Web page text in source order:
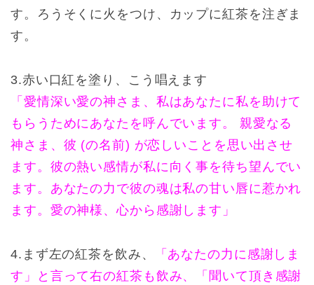
す。ろうそくに火をつけ、カップに紅茶を注ぎま
す。
3.赤い口紅を塗り、こう唱えます
「愛情深い愛の神さま、私はあなたに私を助けて
もらうためにあなたを呼んでいます。 親愛なる
神さま、彼 (の名前) が恋しいことを思い出させ
ます。彼の熱い感情が私に向く事を待ち望んでい
ます。あなたの力で彼の魂は私の甘い唇に惹かれ
ます。愛の神様、心から感謝します」
4.まず左の紅茶を飲み、
「あなたの力に感謝しま
す」と言って右の紅茶も飲み、「聞いて頂き感謝